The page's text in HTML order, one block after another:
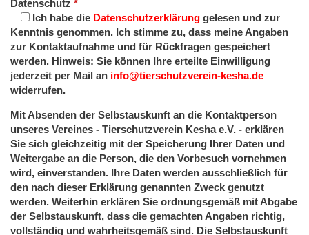
Datenschutz *
Ich habe die Datenschutzerklärung gelesen und zur
Kenntnis genommen. Ich stimme zu, dass meine Angaben
zur Kontaktaufnahme und für Rückfragen gespeichert
werden. Hinweis: Sie können Ihre erteilte Einwilligung
jederzeit per Mail an info@tierschutzverein-kesha.de
widerrufen.
Mit Absenden der Selbstauskunft an die Kontaktperson
unseres Vereines - Tierschutzverein Kesha e.V. - erklären
Sie sich gleichzeitig mit der Speicherung Ihrer Daten und
Weitergabe an die Person, die den Vorbesuch vornehmen
wird, einverstanden. Ihre Daten werden ausschließlich für
den nach dieser Erklärung genannten Zweck genutzt
werden. Weiterhin erklären Sie ordnungsgemäß mit Abgabe
der Selbstauskunft, dass die gemachten Angaben richtig,
vollständig und wahrheitsgemäß sind. Die Selbstauskunft